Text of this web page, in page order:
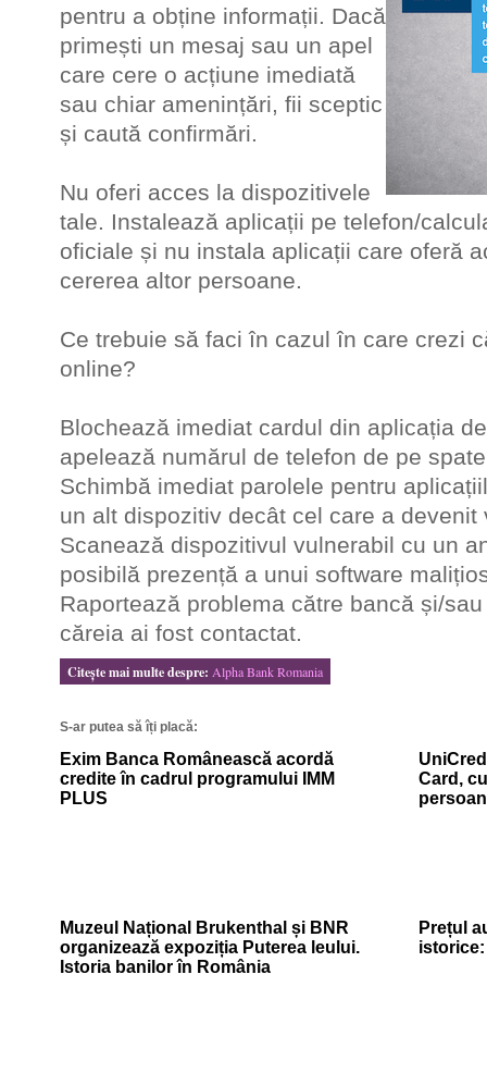
pentru a obține informații. Dacă
primești un mesaj sau un apel
care cere o acțiune imediată
sau chiar amenințări, fii sceptic
și caută confirmări.
Nu oferi acces la dispozitivele
tale. Instalează aplicații pe telefon/
oficiale și nu instala aplicații care oferă
cererea altor persoane.
Ce trebuie să faci în cazul în care crezi
online?
Blochează imediat cardul din aplicația
apelează numărul de telefon de pe
Schimbă imediat parolele pentru
un alt dispozitiv decât cel care a devenit
Scanează dispozitivul vulnerabil cu un
posibilă prezență a unui software
Raportează problema către bancă și/
căreia ai fost contactat.
Citeşte mai multe despre: Alpha Bank Romania
S-ar putea să îți placă:
Exim Banca Românească acordă
credite în cadrul programului IMM
PLUS
Card,
Muzeul Național Brukenthal și BNR
organizează expoziția Puterea leului.
Istoria banilor în România
Prețul